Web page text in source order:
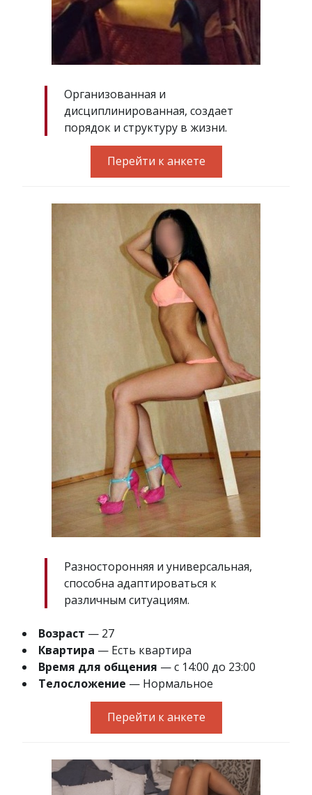
Организованная и
дисциплинированная, создает
порядок и структуру в жизни.
Перейти к анкете
Разносторонняя и универсальная,
способна адаптироваться к
различным ситуациям.
Возраст — 27
Квартира — Есть квартира
Время для общения — с 14:00 до 23:00
Телосложение — Нормальное
Перейти к анкете